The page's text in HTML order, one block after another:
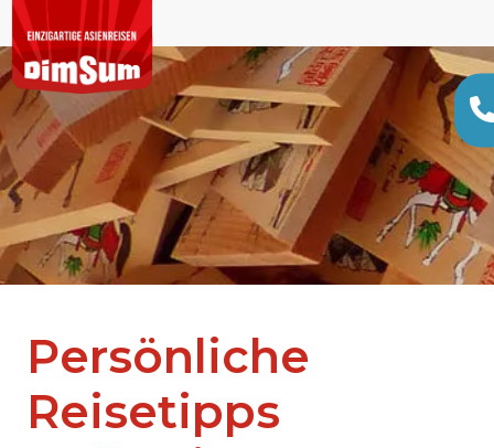
Persönliche
Reisetipps